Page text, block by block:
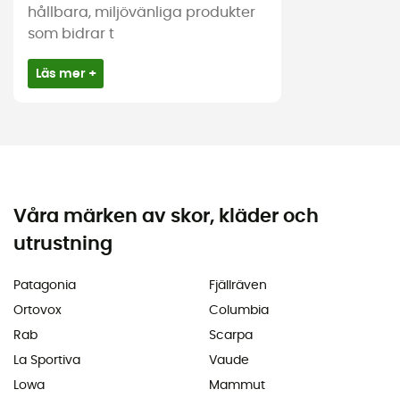
hållbara, miljövänliga produkter
som bidrar t
Läs mer +
Våra märken av skor, kläder och
utrustning
Patagonia
Ortovox
Rab
La Sportiva
Lowa
Fjällräven
Columbia
Scarpa
Vaude
Mammut